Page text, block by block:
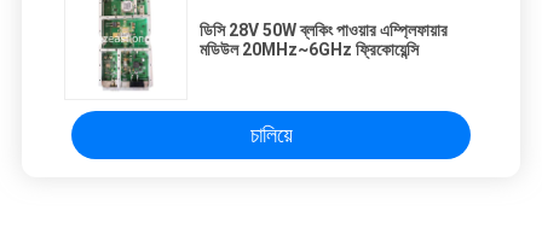
ডিসি 28V 50W ব্লকিং পাওয়ার এম্প্লিফায়ার
মডিউল 20MHz~6GHz ফ্রিকোয়েন্সি
চালিয়ে